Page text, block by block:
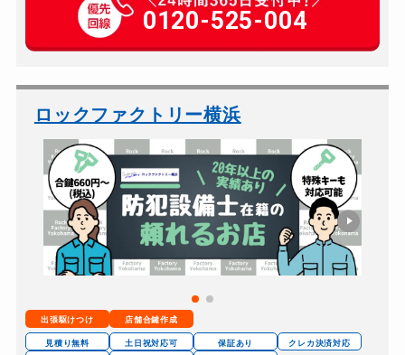
玄関カギ交換 8,800円～(税込）
車カギ開け 8,800円～（税込）
金庫カギ開け
0120-525-004
ロックファクトリー横浜
出張駆けつけ 店舗合鍵作成
見積り無料 土日祝対応可 保証あり
クレカ決済対応